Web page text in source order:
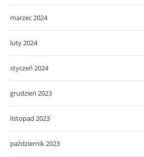
marzec 2024
luty 2024
styczeń 2024
grudzień 2023
listopad 2023
październik 2023